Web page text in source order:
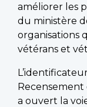
améliorer les
du ministère
organisations
vétérans et
Recensement
a ouvert la